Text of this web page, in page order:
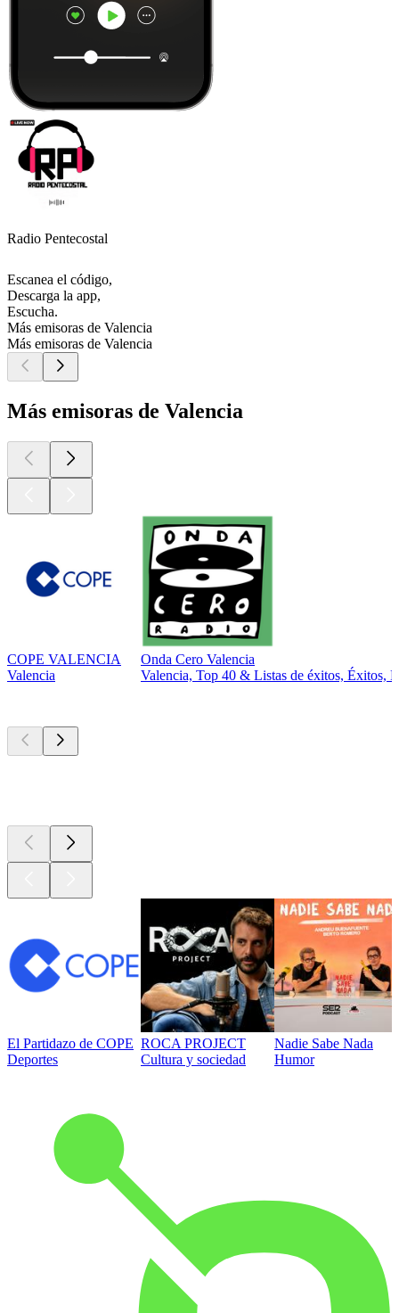
Radio Pentecostal
Escanea el código,
Descarga la app,
Escucha.
Más emisoras de Valencia
Más emisoras de Valencia
Más emisoras de Valencia
COPE VALENCIA
Valencia
Onda Cero Valencia
Valencia, Top 40 & Listas de éxitos, Éxitos,
El Partidazo de COPE
Deportes
ROCA PROJECT
Cultura y sociedad
Nadie Sabe Nada
Humor